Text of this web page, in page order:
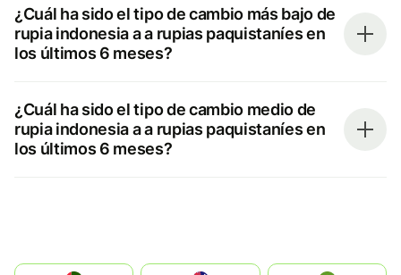
¿Cuál ha sido el tipo de cambio más bajo de
rupia indonesia a a rupias paquistaníes en
los últimos 6 meses?
¿Cuál ha sido el tipo de cambio medio de
rupia indonesia a a rupias paquistaníes en
los últimos 6 meses?